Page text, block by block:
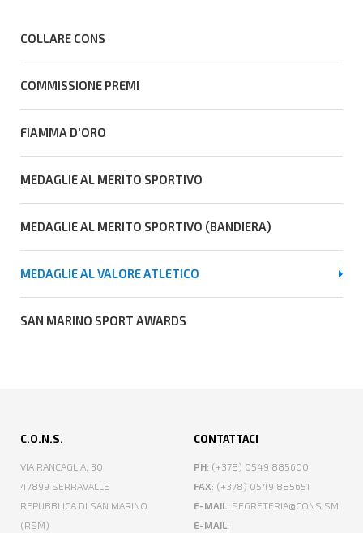
COLLARE CONS
COMMISSIONE PREMI
FIAMMA D'ORO
MEDAGLIE AL MERITO SPORTIVO
MEDAGLIE AL MERITO SPORTIVO (BANDIERA)
MEDAGLIE AL VALORE ATLETICO
SAN MARINO SPORT AWARDS
C.O.N.S.
VIA RANCAGLIA, 30
47899 SERRAVALLE
REPUBBLICA DI SAN MARINO
(RSM)
CONTATTACI
PH: (+378) 0549 885600
FAX: (+378) 0549 885651
E-MAIL: SEGRETERIA@CONS.SM
E-MAIL: